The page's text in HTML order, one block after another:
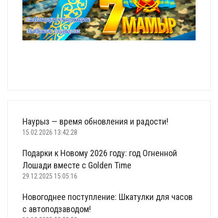
Наурыз — время обновления и радости!
15.02.2026 13:42:28
Подарки к Новому 2026 году: год Огненной
Лошади вместе с Golden Time
29.12.2025 15:05:16
Новогоднее поступление: Шкатулки для часов
с автоподзаводом!